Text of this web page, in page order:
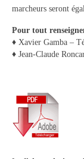
La
Les
(CCRB)
Vie associative
marcheurs seront
Pour tout
♦ Xavier Gamba –
♦ Jean-Claude